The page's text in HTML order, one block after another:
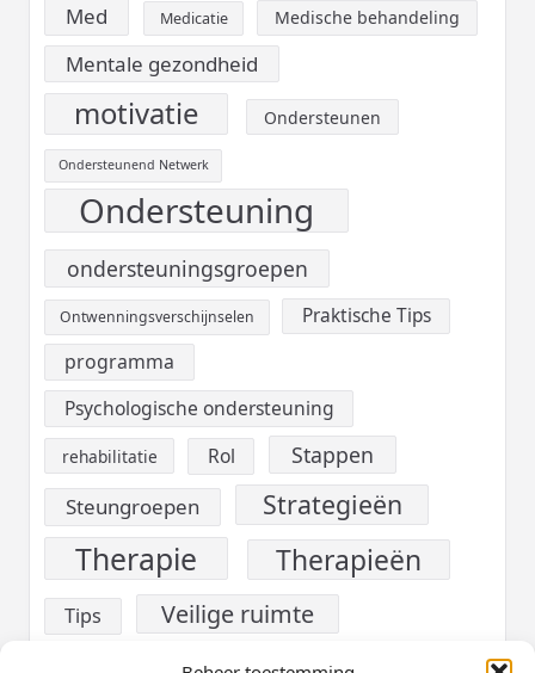
Med Medicatie Medische behandeling
Mentale gezondheid
motivatie Ondersteunen
Ondersteunend Netwerk
Ondersteuning
ondersteuningsgroepen
Ontwenningsverschijnselen Praktische Tips
programma
Psychologische ondersteuning
rehabilitatie Rol Stappen
Steungroepen Strategieën
Therapie Therapieën
Tips Veilige ruimte